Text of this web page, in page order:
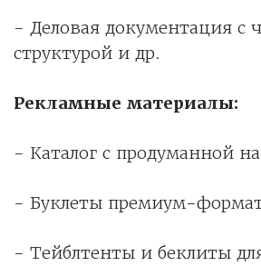
- Деловая документация с
структурой и др.
Рекламные материалы:
- Каталог с продуманной
- Буклеты премиум-
- Тейблтенты и беклиты